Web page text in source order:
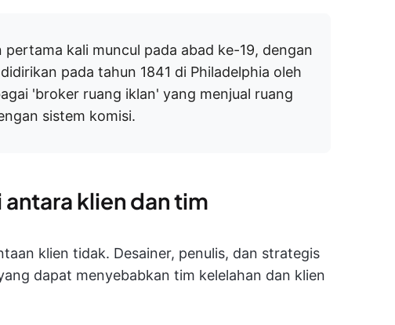
pertama kali muncul pada abad ke-19, dengan
pada tahun 1841 di Philadelphia oleh
'broker ruang iklan' yang menjual ruang
sistem komisi.
klien dan tim
klien tidak. Desainer, penulis, dan strategis
dapat menyebabkan tim kelelahan dan klien